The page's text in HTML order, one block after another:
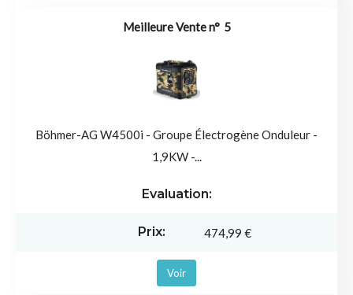
5
Böhmer-AG W4500i - Groupe Électrogène Onduleur -
1,9KW -...
474,99 €
Voir